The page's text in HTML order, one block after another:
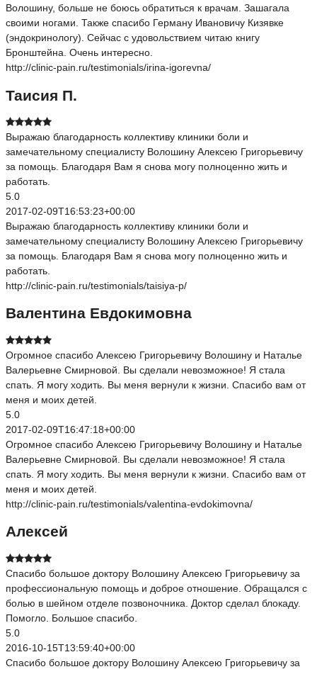
Волошину, больше не боюсь обратиться к врачам. Зашагала
своими ногами. Также спасибо Герману Ивановичу Кизявке
(эндокринологу). Сейчас с удовольствием читаю книгу
Бронштейна. Очень интересно.
http://clinic-pain.ru/testimonials/irina-igorevna/
Таисия П.
Выражаю благодарность коллективу клиники боли и
замечательному специалисту Волошину Алексею Григорьевичу
за помощь. Благодаря Вам я снова могу полноценно жить и
работать.
5.0
2017-02-09T16:53:23+00:00
Выражаю благодарность коллективу клиники боли и
замечательному специалисту Волошину Алексею Григорьевичу
за помощь. Благодаря Вам я снова могу полноценно жить и
работать.
http://clinic-pain.ru/testimonials/taisiya-p/
Валентина Евдокимовна
Огромное спасибо Алексею Григорьевичу Волошину и Наталье
Валерьевне Смирновой. Вы сделали невозможное! Я стала
спать. Я могу ходить. Вы меня вернули к жизни. Спасибо вам от
меня и моих детей.
5.0
2017-02-09T16:47:18+00:00
Огромное спасибо Алексею Григорьевичу Волошину и Наталье
Валерьевне Смирновой. Вы сделали невозможное! Я стала
спать. Я могу ходить. Вы меня вернули к жизни. Спасибо вам от
меня и моих детей.
http://clinic-pain.ru/testimonials/valentina-evdokimovna/
Алексей
Спасибо большое доктору Волошину Алексею Григорьевичу за
профессиональную помощь и доброе отношение. Обращался с
болью в шейном отделе позвоночника. Доктор сделал блокаду.
Помогло. Большое спасибо.
5.0
2016-10-15T13:59:40+00:00
Спасибо большое доктору Волошину Алексею Григорьевичу за